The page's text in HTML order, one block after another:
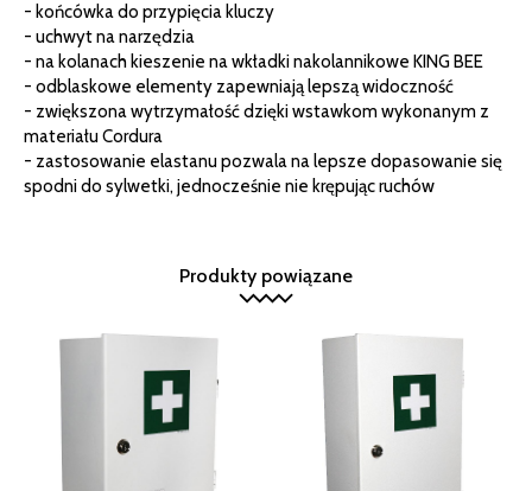
- końcówka do przypięcia kluczy
- uchwyt na narzędzia
- na kolanach kieszenie na wkładki nakolannikowe KING BEE
- odblaskowe elementy zapewniają lepszą widoczność
- zwiększona wytrzymałość dzięki wstawkom wykonanym z
materiału Cordura
- zastosowanie elastanu pozwala na lepsze dopasowanie się
spodni do sylwetki, jednocześnie nie krępując ruchów
Produkty powiązane